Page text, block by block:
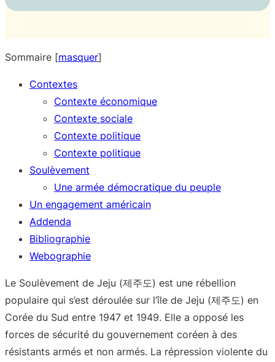
Sommaire [masquer]
Contextes
Contexte économique
Contexte sociale
Contexte politique
Contexte politique
Soulèvement
Une armée démocratique du peuple
Un engagement américain
Addenda
Bibliographie
Webographie
Le Soulèvement de Jeju (제주도) est une rébellion
populaire qui s’est déroulée sur l’île de Jeju (제주도) en
Corée du Sud entre 1947 et 1949. Elle a opposé les
forces de sécurité du gouvernement coréen à des
résistants armés et non armés. La répression violente du